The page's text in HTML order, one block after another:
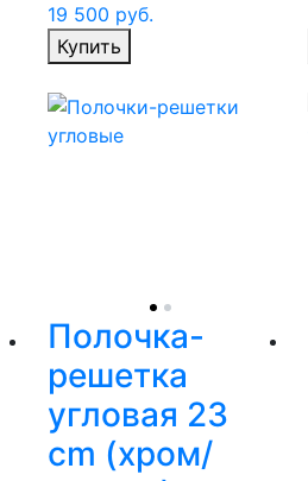
19 500 руб.
Купить
Полочка-
решетка
угловая 23
cm (хром/